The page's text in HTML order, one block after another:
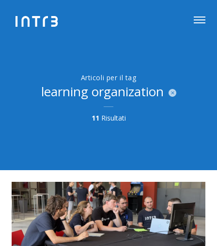
Articoli per il tag
learning organization
11 Risultati